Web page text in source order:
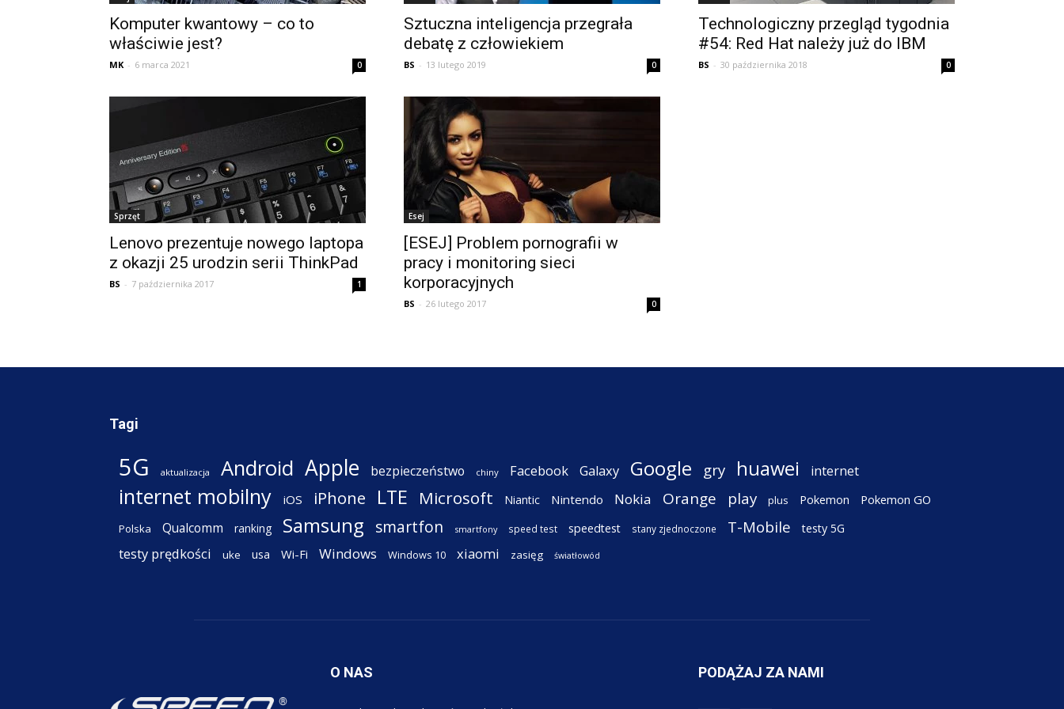
Komputer kwantowy – co to
właściwie jest?
MK - 6 marca 2021 0
Sztuczna inteligencja przegrała
debatę z człowiekiem
BS - 13 lutego 2019 0
Technologiczny przegląd tygodnia
#54: Red Hat należy już do IBM
BS - 30 października 2018 0
Sprzęt
Lenovo prezentuje nowego laptopa
z okazji 25 urodzin serii ThinkPad
BS - 7 października 2017 1
Esej
[ESEJ] Problem pornografii w
pracy i monitoring sieci
korporacyjnych
BS - 26 lutego 2017 0
Tagi
5G aktualizacja Android Apple bezpieczeństwo chiny Facebook Galaxy Google gry huawei internet
internet mobilny iOS iPhone LTE Microsoft Niantic Nintendo Nokia Orange play plus Pokemon Pokemon GO
Polska Qualcomm ranking Samsung smartfon smartfony speed test speedtest stany zjednoczone T-Mobile testy 5G
testy prędkości uke usa Wi-Fi Windows Windows 10 xiaomi zasięg światłowód
O NAS PODĄŻAJ ZA NAMI